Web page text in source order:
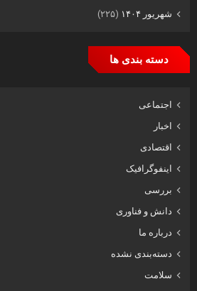
شهریور ۱۴۰۴
(۲۲۵)
دسته بندی ها
اجتماعی
اخبار
اقتصادی
اینفوگرافیک
بررسی
دانش و فناوری
درباره ما
دسته‌بندی نشده
سلامت